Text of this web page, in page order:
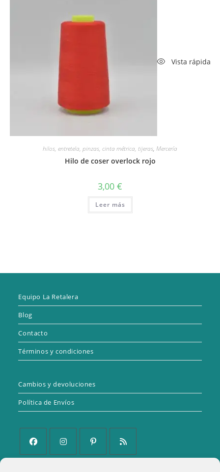
Vista rápida
hilos, entretela, pinzas, cinta métrica, tijeras, Mercería
Hilo de coser overlock rojo
3,00 €
Leer más
Equipo La Retalera
Blog
Contacto
Términos y condiciones
Cambios y devoluciones
Política de Envíos
Se
Se
Se
Se